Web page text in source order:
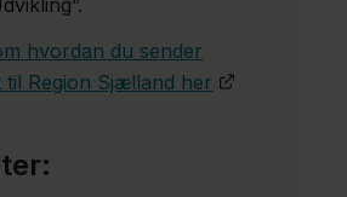
hvordan du sender
til Region Sjælland her